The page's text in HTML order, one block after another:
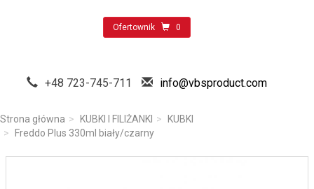
Ofertownik 0
+48 723-745-711 info@vbsproduct.com
Strona główna KUBKI I FILIŻANKI
KUBKI
Freddo Plus 330ml biały/czarny